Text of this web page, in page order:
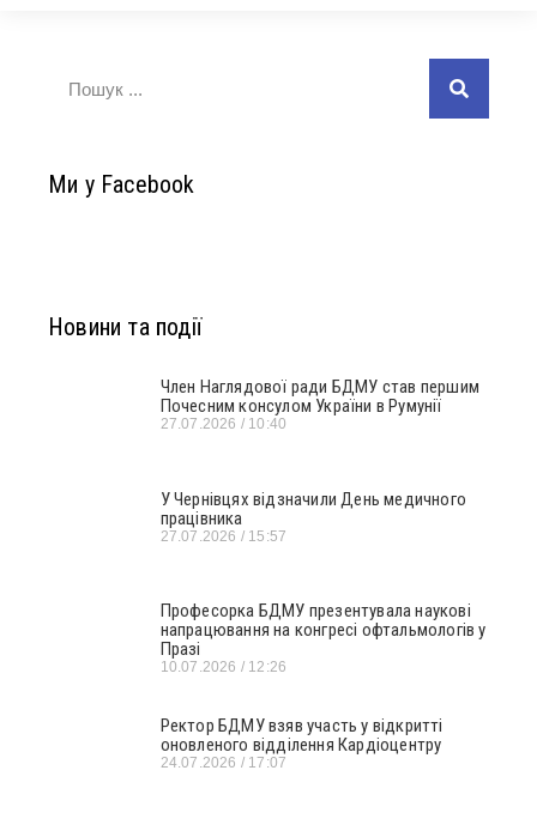
Ми у Facebook
Новини та події
Член Наглядової ради БДМУ став першим
Почесним консулом України в Румунії
27.07.2026 10:40
У Чернівцях відзначили День медичного
працівника
27.07.2026 15:57
Професорка БДМУ презентувала наукові
напрацювання на конгресі офтальмологів у
Празі
10.07.2026 12:26
Ректор БДМУ взяв участь у відкритті
оновленого відділення Кардіоцентру
24.07.2026 17:07